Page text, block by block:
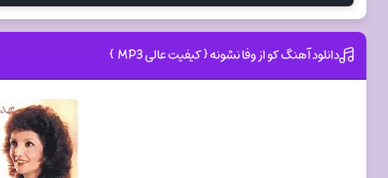
دانلود آهنگ کو از وفا نشونه { کیفیت عالی MP3 }